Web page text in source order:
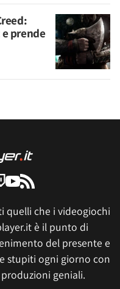
prende
quelli che i videogiochi
è il punto di
del presente e
stupiti ogni giorno con
geniali.